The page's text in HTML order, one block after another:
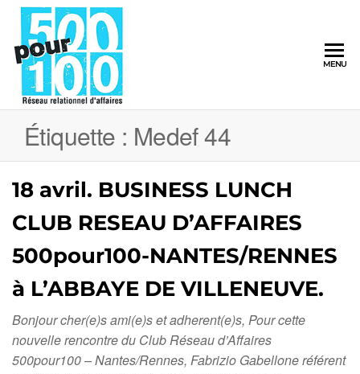
MENU
Étiquette : Medef 44
18 avril. BUSINESS LUNCH
CLUB RESEAU D’AFFAIRES
500pour100-NANTES/RENNES
à L’ABBAYE DE VILLENEUVE.
Bonjour cher(e)s ami(e)s et adherent(e)s, Pour cette
nouvelle rencontre du Club Réseau d’Affaires
500pour100 – Nantes/Rennes, Fabrizio Gabellone référent